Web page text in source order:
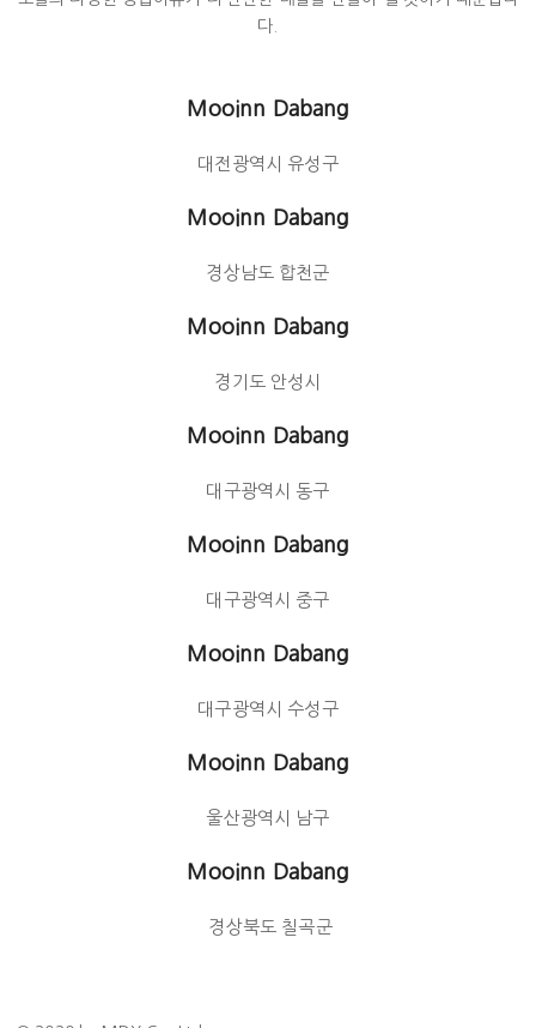
다.
Mooinn Dabang
대전광역시 유성구
Mooinn Dabang
경상남도 합천군
Mooinn Dabang
경기도 안성시
Mooinn Dabang
대구광역시 동구
Mooinn Dabang
대구광역시 중구
Mooinn Dabang
대구광역시 수성구
Mooinn Dabang
울산광역시 남구
Mooinn Dabang
경상북도 칠곡군